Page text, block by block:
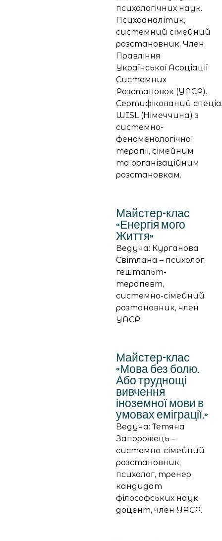
психологічних наук.
Психоаналітик,
системний сімейний
розстановник. Член
Правління
Української Асоціації
Системних
Розстановок (УАСР).
Сертифікований
WISL (Німеччина) з
системно-
феноменологічної
терапії, сімейним
та організаційним
розстановкам.
Майстер-клас
«Енергія мого
Життя»
Ведуча: Курганова
Світлана – психолог,
гештальт-
терапевт,
системно-сімейний
розтановник, член
УАСР.
Майстер-клас
«Мова без болю.
Або труднощі
вивчення
іноземної мови в
умовах еміграції.»
Ведуча: Тетяна
Запорожець –
системно-сімейний
розстановник,
психолог, тренер,
кандидат
філософських наук,
доцент, член УАСР.